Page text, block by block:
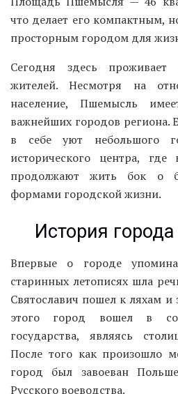
что делает его компактным,
просторным городом для
Сегодня здесь
жителей. Несмотря на
население, Пшемысль
важнейших городов региона.
в себе уют небольшого
исторического центра, где
продолжают жить бок о
формами городской жизни.
История
Впервые о городе
старинных летописях шла
Святославич пошел к ляхам и
этого город вошел в
государства, являясь
После того как произошло
город был завоеван
Русского воеводства.